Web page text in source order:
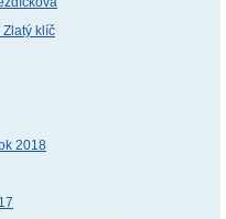
klíč
2018